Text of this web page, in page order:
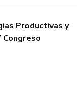
Productivas y
Congreso